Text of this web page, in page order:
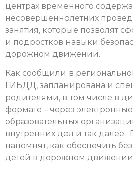
центрах временного
несовершеннолетних
занятия, которые позволят
и подростков навыки
дорожном движении.
Как сообщили в
ГИБДД, запланирована и
родителями, в том числе в
формате – через
образовательных
внутренних дел и так
напомнят, как обеспечить
детей в дорожном